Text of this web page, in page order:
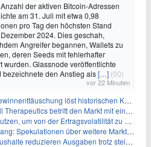
der aktiven Bitcoin-Adressen
am 31. Juli mit etwa 0,98
pro Tag den höchsten Stand
2024. Dies geschah,
Angreifer begannen, Wallets zu
deren Seeds mit fehlerhafter
Glassnode veröffentlichte
den Anstieg als[…] (00)
vor 22 Minuten
löst historischen Kursrückgang aus
betritt den Markt mit einem IPO-Boost von 150 Millionen Dollar
um von der Ertragsvolatilität zu profitieren
über weitere Marktinterventionen nehmen zu
Ausgaben trotz steigender Löhne: Ein Warnsignal für das Wachstum